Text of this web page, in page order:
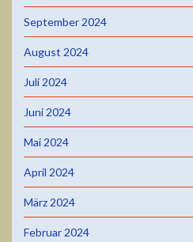
September 2024
August 2024
Juli 2024
Juni 2024
Mai 2024
April 2024
März 2024
Februar 2024